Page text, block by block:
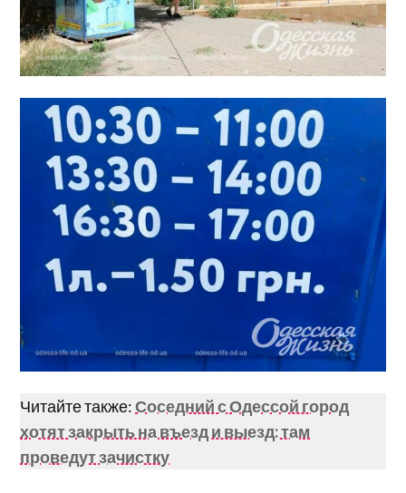
Читайте также:Соседний с Одессой город
хотят закрыть на въезд и выезд: там
проведут зачистку